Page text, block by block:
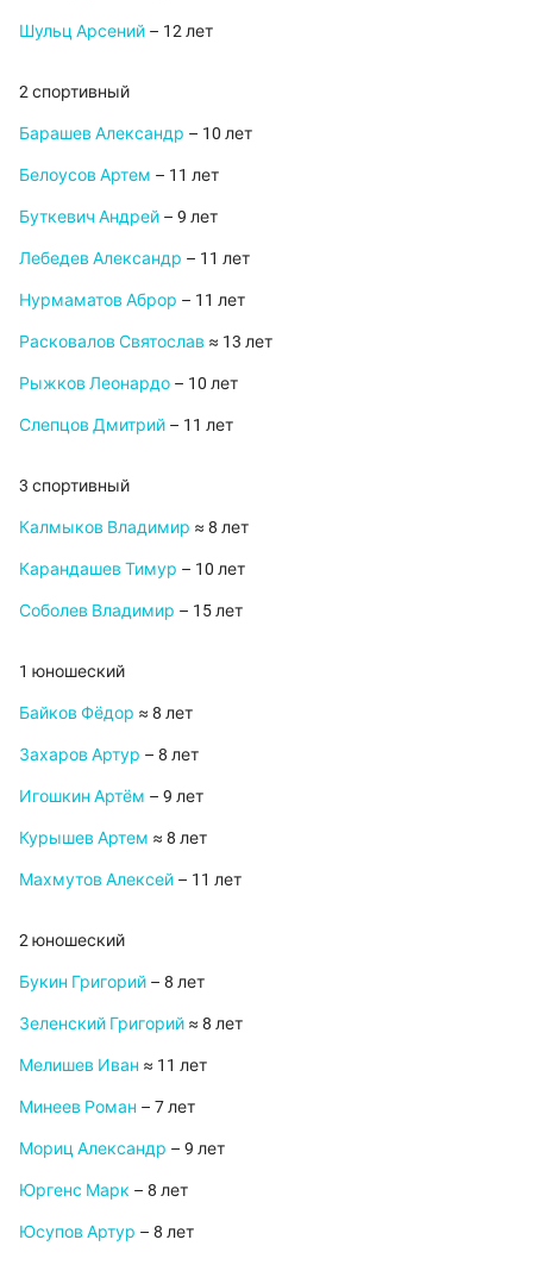
Шульц Арсений – 12 лет
2 спортивный
Барашев Александр – 10 лет
Белоусов Артем – 11 лет
Буткевич Андрей – 9 лет
Лебедев Александр – 11 лет
Нурмаматов Аброр – 11 лет
Расковалов Святослав ≈ 13 лет
Рыжков Леонардо – 10 лет
Слепцов Дмитрий – 11 лет
3 спортивный
Калмыков Владимир ≈ 8 лет
Карандашев Тимур – 10 лет
Соболев Владимир – 15 лет
1 юношеский
Байков Фёдор ≈ 8 лет
Захаров Артур – 8 лет
Игошкин Артём – 9 лет
Курышев Артем ≈ 8 лет
Махмутов Алексей – 11 лет
2 юношеский
Букин Григорий – 8 лет
Зеленский Григорий ≈ 8 лет
Мелишев Иван ≈ 11 лет
Минеев Роман – 7 лет
Мориц Александр – 9 лет
Юргенс Марк – 8 лет
Юсупов Артур – 8 лет